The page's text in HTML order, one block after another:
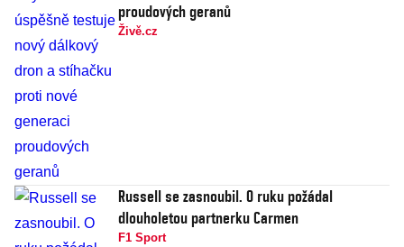
proudových geranů
Živě.cz
Russell se zasnoubil. O ruku požádal
dlouholetou partnerku Carmen
F1 Sport